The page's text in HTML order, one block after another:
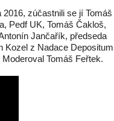
zúčastnili se jí Tomáš
Pedf UK, Tomáš Čakloš,
Jančařík, předseda
Kozel z Nadace Depositum
Tomáš Feřtek.